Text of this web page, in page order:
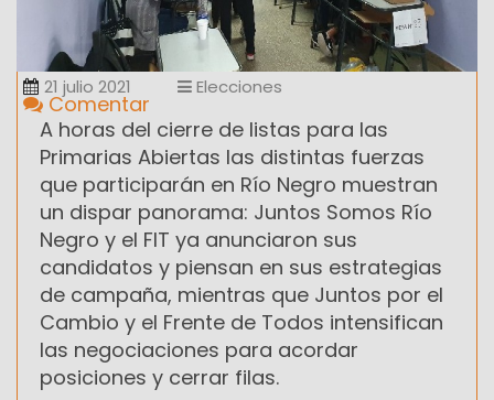
21 julio 2021 Elecciones
Comentar
A horas del cierre de listas para las
Primarias Abiertas las distintas fuerzas
que participarán en Río Negro muestran
un dispar panorama: Juntos Somos Río
Negro y el FIT ya anunciaron sus
candidatos y piensan en sus estrategias
de campaña, mientras que Juntos por el
Cambio y el Frente de Todos intensifican
las negociaciones para acordar
posiciones y cerrar filas.